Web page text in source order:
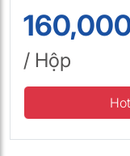
/ Hộp